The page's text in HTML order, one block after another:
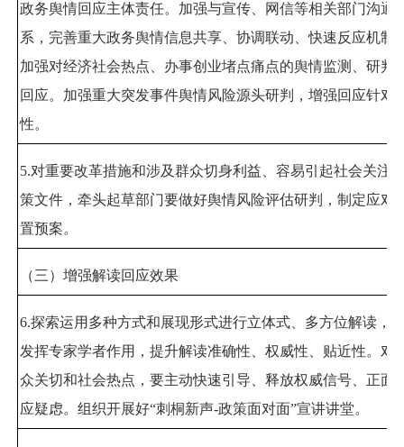
政务舆情回应主体责任。加强与宣传、网信等相关部门沟通
系，完善重大政务舆情信息共享、协调联动、快速反应机制
加强对经济社会热点、办事创业堵点痛点的舆情监测、研判
回应。加强重大突发事件舆情风险源头研判，增强回应针对
性。
5.对重要改革措施和涉及群众切身利益、容易引起社会关注
策文件，牵头起草部门要做好舆情风险评估研判，制定应对
置预案。
（三）增强解读回应效果
6.探索运用多种方式和展现形式进行立体式、多方位解读，
发挥专家学者作用，提升解读准确性、权威性、贴近性。对
众关切和社会热点，要主动快速引导、释放权威信号、正面
应疑虑。组织开展好“刺桐新声-政策面对面”宣讲讲堂。